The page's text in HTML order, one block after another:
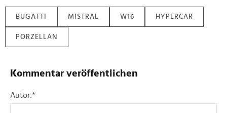
BUGATTI MISTRAL W16 HYPERCAR
PORZELLAN
Kommentar veröffentlichen
Autor:*